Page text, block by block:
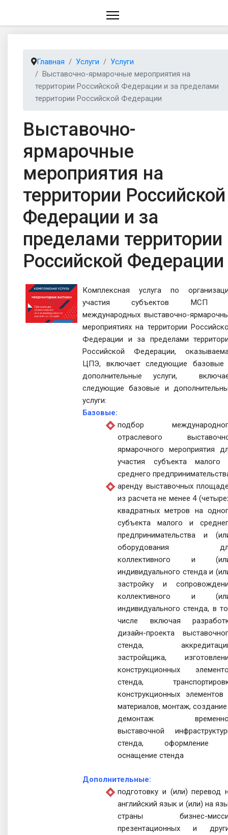
Главная Услуги
Услуги
Выставочно-ярмарочные мероприятия на
территории Российской Федерации и за пределами
территории Российской Федерации
Выставочно-
ярмарочные
мероприятия на
территории Российской
Федерации и за
пределами территории
Российской Федерации
Комплексная услуга по
участия субъектов MCП
международных выставочно-
мероприятиях на территории
Федерации и за пределами
Российской Федерации,
ЦПЭ, включает следующие базовые
дополнительные услуги,
следующие базовые и
услуги:
Базовые:
подбор
отраслевого
ярмарочного мероприятия
участия субъекта малого
среднего
аренду выставочных
из расчета не менее 4
квадратных метров на
субъекта малого и
предпринимательства и
оборудования
коллективного и
индивидуального стенда и
застройку и
коллективного и
индивидуального стенда, в
числе включая
дизайн-проекта
стенда,
застройщика,
конструкционных
стенда,
конструкционных элементов
материалов, монтаж,
демонтаж
выставочной
стенда, оформление
оснащение стенда
Дополнительные:
подготовку и (или) перевод
английский язык и (или) на
страны бизнес-
презентационных и